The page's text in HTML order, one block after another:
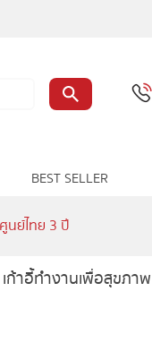
BEST SELLER
นย์ไทย 3 ปี
ก้าอี้ทำงานเพื่อสุขภา